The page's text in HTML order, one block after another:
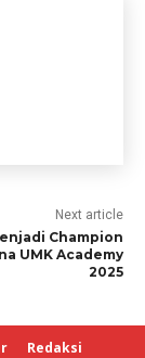
Next article
Champion
UMK Academy
2025
Redaksi